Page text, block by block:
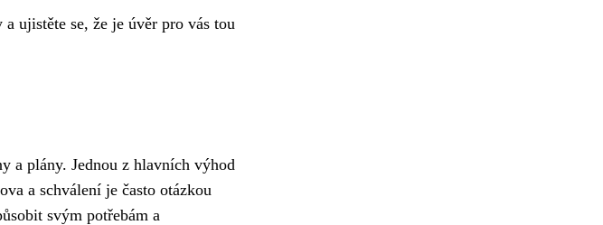
ujistěte se, že je úvěr pro vás tou
a plány. Jednou z hlavních výhod
a schválení je často otázkou
svým potřebám a